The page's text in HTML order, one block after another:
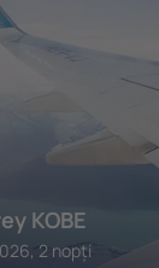
KOBE
2 nopți